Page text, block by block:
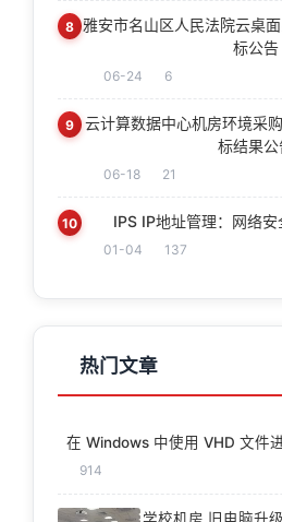
8 雅安市名山区人民法院云桌
标公告
06-24 6
9
云计算数据中心机房环境采
标结果公
06-18 21
10 IPS IP地址管理：网络
01-04 137
热门文章
在 Windows 中使用 VHD 文件
914